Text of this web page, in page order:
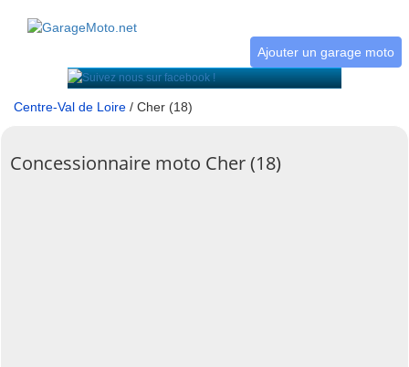
Ajouter un garage moto
Centre-Val de Loire / Cher (18)
Concessionnaire moto Cher (18)